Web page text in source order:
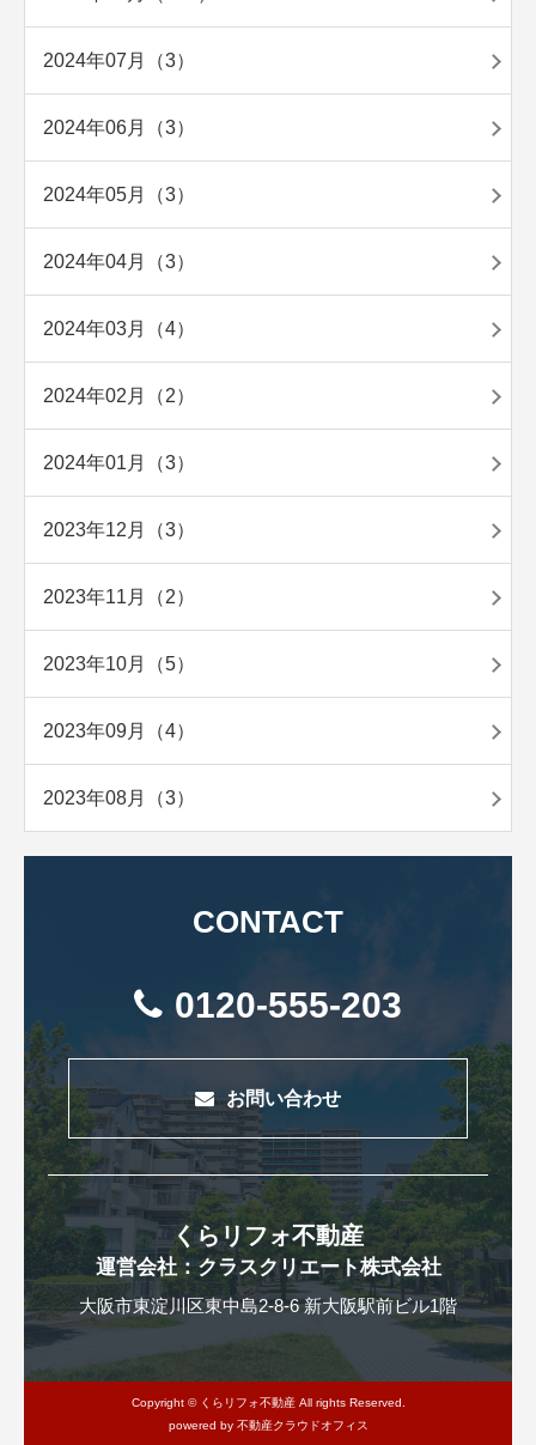
2024年07月（3）
2024年06月（3）
2024年05月（3）
2024年04月（3）
2024年03月（4）
2024年02月（2）
2024年01月（3）
2023年12月（3）
2023年11月（2）
2023年10月（5）
2023年09月（4）
2023年08月（3）
CONTACT
0120-555-203
お問い合わせ
くらリフォ不動産
運営会社：クラスクリエート株式会社
大阪市東淀川区東中島2-8-6 新大阪駅前ビル1階
Copyright © くらリフォ不動産 All rights Reserved.
powered by 不動産クラウドオフィス